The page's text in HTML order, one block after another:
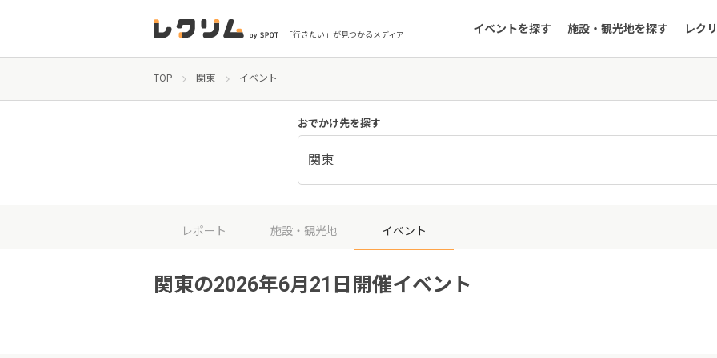
「行きたい」が見つかるメディア イベントを探す 施設・観光地を探す レク
TOP 関東 イベント
おでかけ先を探す
関東
レポート 施設・観光地 イベント
関東の2026年6月21日開催イベント